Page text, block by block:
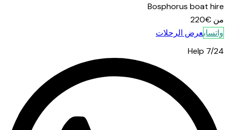
Bosphorus boat hire
من €220
واتسابعرض الرحلات
7/24 Help